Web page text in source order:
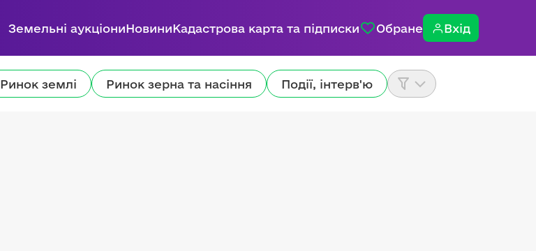
Земельні аукціониНовиниКадастрова карта та підписки Обране Вхід
Ринок землі Ринок зерна та насіння Події, інтерв'ю